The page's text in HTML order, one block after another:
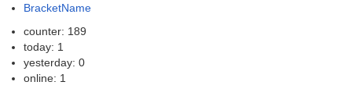
BracketName
counter: 189
today: 1
yesterday: 0
online: 1